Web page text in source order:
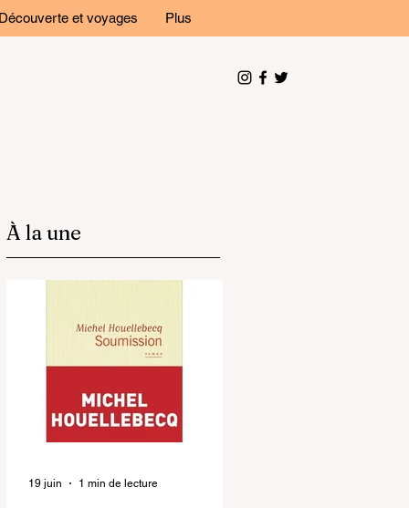
Découverte et voyages Plus
À la une
19 juin 1 min de lecture